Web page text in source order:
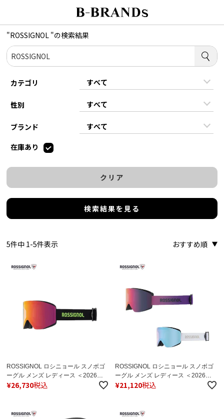
"ROSSIGNOL "の検索結果
カテゴリ
性別
ブランド
在庫あり
クリア
検索結果を見る
おすすめ順
5件中 1-5件表示
ROSSIGNOL ロシニョール スノボゴ
ーグル メンズ レディース ＜2026＞
OTAVA HERO / オタヴァ ヒーロー /
¥26,730税込
ROSSIGNOL ロシニョール スノボゴ
ーグル メンズ レディース ＜2026＞
OTAVA / オタヴァ / ホワイト
品
¥21,120税込